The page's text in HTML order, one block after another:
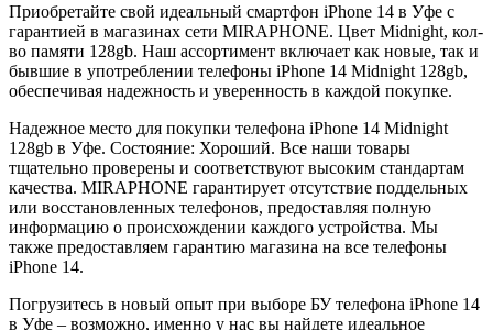
Приобретайте свой идеальный смартфон iPhone 14 в Уфе с
гарантией в магазинах сети MIRAPHONE. Цвет Midnight, кол-
во памяти 128gb. Наш ассортимент включает как новые, так и
бывшие в употреблении телефоны iPhone 14 Midnight 128gb,
обеспечивая надежность и уверенность в каждой покупке.
Надежное место для покупки телефона iPhone 14 Midnight
128gb в Уфе. Состояние: Хороший. Все наши товары
тщательно проверены и соответствуют высоким стандартам
качества. MIRAPHONE гарантирует отсутствие поддельных
или восстановленных телефонов, предоставляя полную
информацию о происхождении каждого устройства. Мы
также предоставляем гарантию магазина на все телефоны
iPhone 14.
Погрузитесь в новый опыт при выборе БУ телефона iPhone 14
в Уфе – возможно, именно у нас вы найдете идеальное